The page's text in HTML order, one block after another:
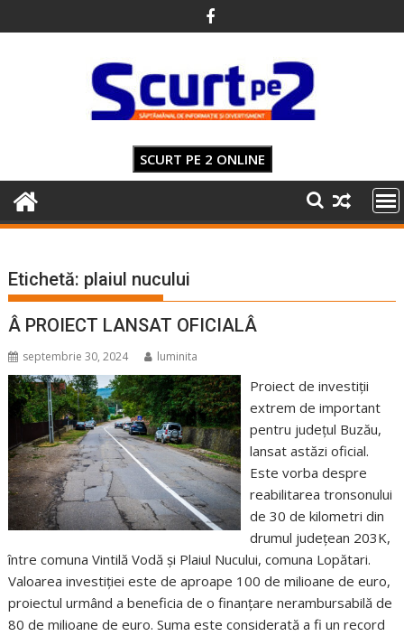
to
SCURT PE 2 ONLINE
Etichetă: plaiul nucului
Â PROIECT LANSAT OFICIALÂ
septembrie 30, 2024 luminita
Proiect de investiții
extrem de important
pentru județul Buzău,
lansat astăzi oficial.
Este vorba despre
reabilitarea tronsonului
de 30 de kilometri din
drumul județean 203K,
între comuna Vintilă Vodă și Plaiul Nucului, comuna Lopătari.
Valoarea investiției este de aproape 100 de milioane de euro,
proiectul urmând a beneficia de o finanțare nerambursabilă de
80 de milioane de euro. Suma este considerată a fi un record